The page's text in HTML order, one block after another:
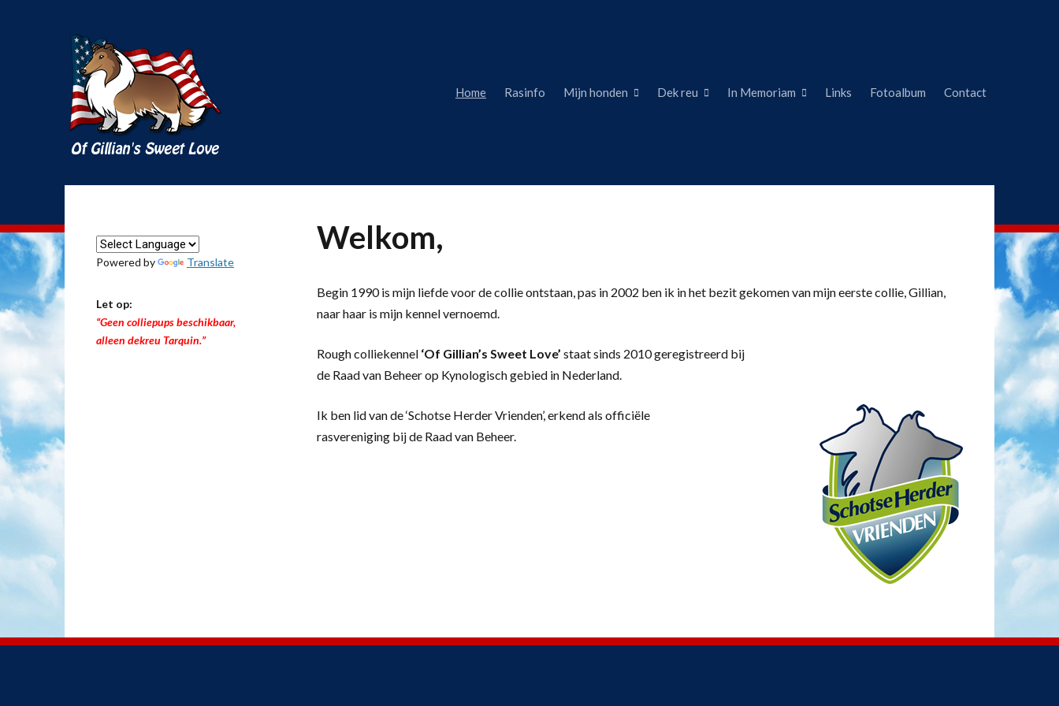
Home Rasinfo Mijn honden Dek reu In Memoriam Links Fotoalbum Contact
Welkom,
Begin 1990 is mijn liefde voor de collie ontstaan, pas in 2002 ben ik in het bezit gekomen van mijn eerste collie, Gillian,
naar haar is mijn kennel vernoemd.
Rough colliekennel ‘Of Gillian’s Sweet Love’ staat sinds 2010 geregistreerd bij
de Raad van Beheer op Kynologisch gebied in Nederland.
Ik ben lid van de ‘Schotse Herder Vrienden’, erkend als officiële
rasvereniging bij de Raad van Beheer.
Powered by Translate
Let op:
“Geen colliepups beschikbaar,
alleen dekreu Tarquin.”